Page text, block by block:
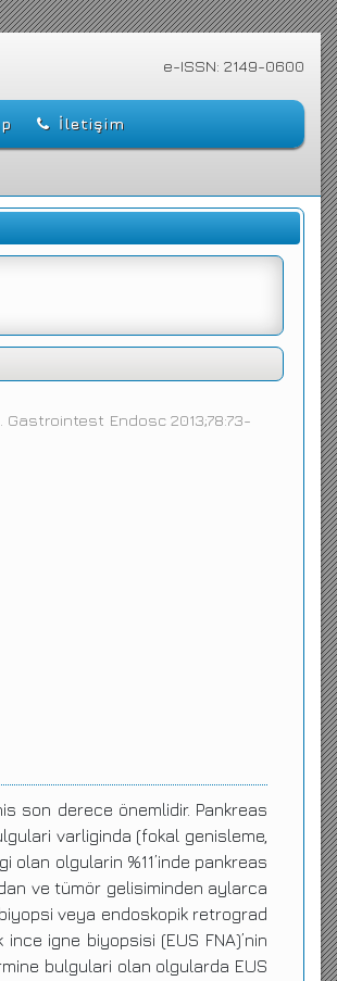
e-ISSN: 2149-0600
İletişim
Gastrointest Endosc 2013;78:73-
son derece önemlidir. Pankreas
varliginda (fokal genisleme,
olgularin %11’inde pankreas
ve tümör gelisiminden aylarca
veya endoskopik retrograd
igne biyopsisi (EUS FNA)’nin
bulgulari olan olgularda EUS